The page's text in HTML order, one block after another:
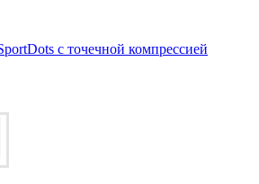
с точечной компрессией